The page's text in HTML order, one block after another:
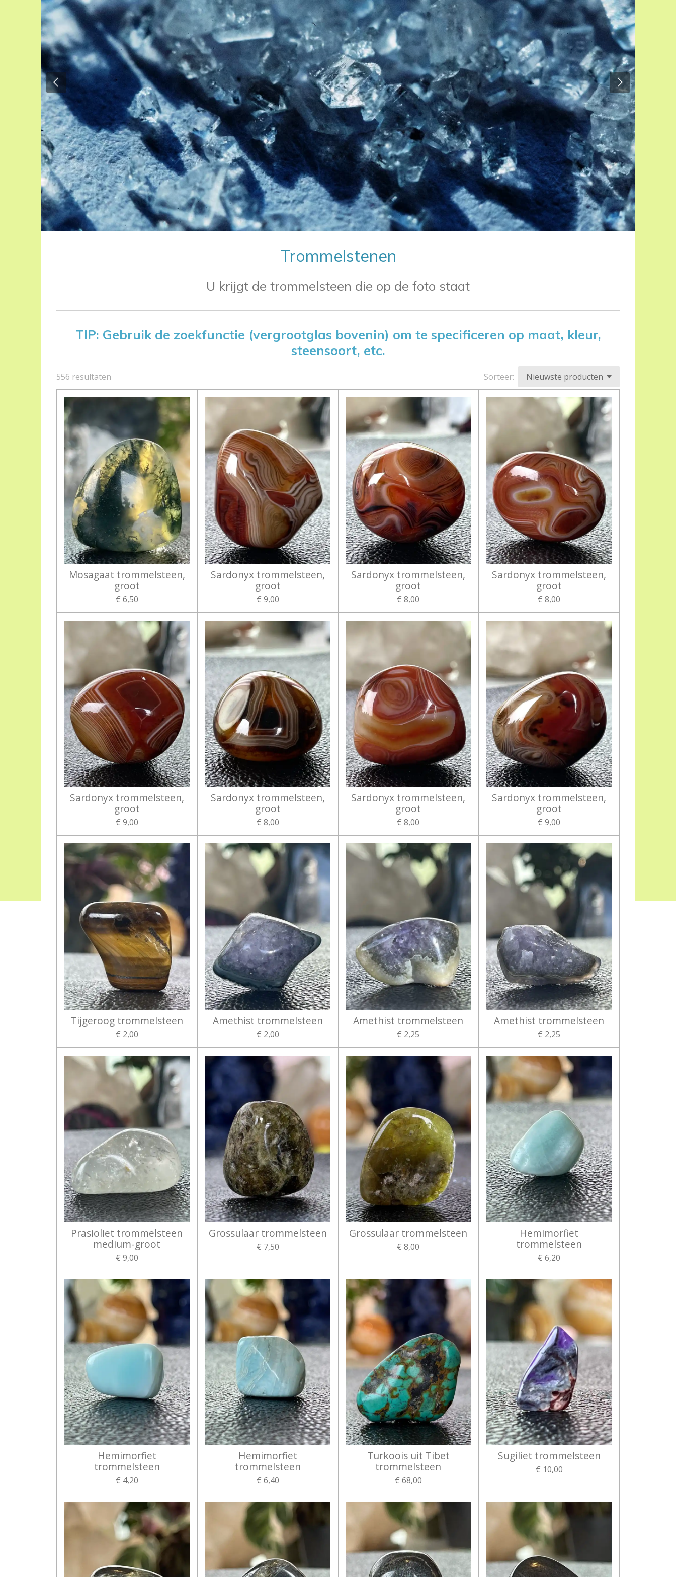
Trommelstenen
U krijgt de trommelsteen die op de foto staat
TIP: Gebruik de zoekfunctie (vergrootglas bovenin) om te specificeren op maat, kleur,
steensoort, etc.
556 resultaten Sorteer:
Mosagaat trommelsteen,
groot
€ 6,50
Sardonyx trommelsteen,
groot
€ 9,00
Sardonyx trommelsteen,
groot
€ 8,00
Sardonyx trommelsteen,
groot
€ 8,00
Sardonyx trommelsteen,
groot
€ 9,00
Sardonyx trommelsteen,
groot
€ 8,00
Sardonyx trommelsteen,
groot
€ 8,00
Sardonyx trommelsteen,
groot
€ 9,00
Tijgeroog trommelsteen
€ 2,00
Amethist trommelsteen
€ 2,00
Amethist trommelsteen
€ 2,25
Amethist trommelsteen
€ 2,25
Prasioliet trommelsteen
medium-groot
€ 9,00
Grossulaar trommelsteen
€ 7,50
Grossulaar trommelsteen
€ 8,00
Hemimorfiet
trommelsteen
€ 6,20
Hemimorfiet
trommelsteen
€ 4,20
Hemimorfiet
trommelsteen
€ 6,40
Turkoois uit Tibet
trommelsteen
€ 68,00
Sugiliet trommelsteen
€ 10,00